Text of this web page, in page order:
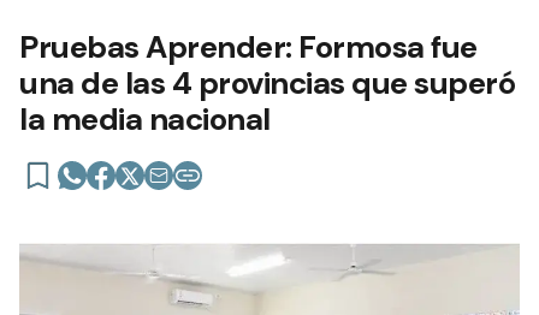
Pruebas Aprender: Formosa fue
una de las 4 provincias que superó
la media nacional